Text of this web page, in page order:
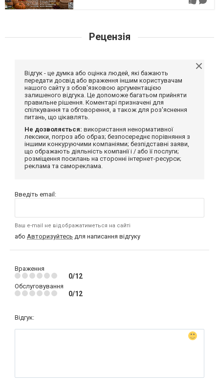
Рецензія
Відгук - це думка або оцінка людей, які бажають
передати досвід або враження іншим користувачам
нашого сайту з обов'язковою аргументацією
залишеного відгука. Це допоможе багатьом прийняти
правильне рішення. Коментарі призначені для
спілкування та обговорення, а також для роз'яснення
питань, що цікавлять.
Не дозволяється: використання ненормативної
лексики, погроз або образ; безпосереднє порівняння з
іншими конкуруючими компаніями; безпідставні заяви,
що ображають діяльність компанії і / або її послуги;
розміщення посилань на сторонні інтернет-ресурси;
реклама та самореклама.
Введіть email:
Ваш e-mail не відображатиметься на сайті
або Авторизуйтесь для написання відгуку
Враження
0/12
Обслуговування
0/12
Відгук: